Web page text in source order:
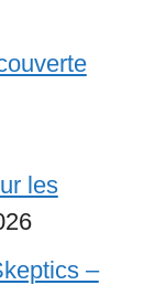
les
–